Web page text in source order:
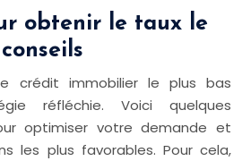
obtenir le taux le
crédit immobilier le plus bas
réfléchie. Voici quelques
optimiser votre demande et
les plus favorables. Pour cela,